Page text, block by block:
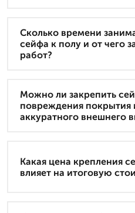
Сколько времени
сейфа к полу и от чего
работ?
Можно ли закрепить
повреждения покрытия
аккуратного внешнего
Какая цена крепления
влияет на итоговую